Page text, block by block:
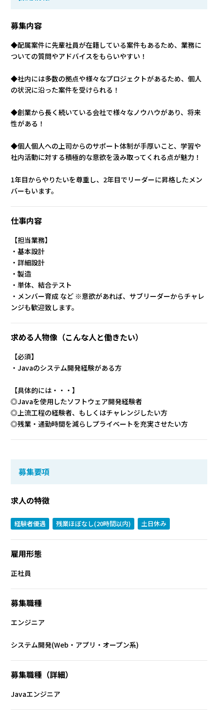
募集内容
◆配属案件に先輩社員が在籍している案件もあるため、業務に
ついての質問やアドバイスをもらいやすい！
◆社内には多数の拠点や様々なプロジェクトがあるため、個人
の状況に沿った案件を受けられる！
◆創業から長く続いている会社で様々なノウハウがあり、将来
性がある！
◆個人個人への上司からのサポート体制が手厚いこと、学習や
社内活動に対する積極的な意欲を汲み取ってくれる点が魅力！
1年目からやりたいを尊重し、2年目でリーダーに昇格したメン
バーもいます。
仕事内容
【担当業務】
・基本設計
・詳細設計
・製造
・単体、結合テスト
・メンバー育成 など ※意欲があれば、サブリーダーからチャレ
ンジも歓迎致します。
求める人物像 （こんな人と働きたい）
【必須】
・Javaのシステム開発経験がある方
【具体的には・・・】
◎Javaを使用したソフトウェア開発経験者
◎上流工程の経験者、もしくはチャレンジしたい方
◎残業・通勤時間を減らしプライベートを充実させたい方
募集要項
求人の特徴
経験者優遇 残業ほぼなし(20時間以内) 土日休み
雇用形態
正社員
募集職種
エンジニア
システム開発(Web・アプリ・オープン系)
募集職種（詳細）
Javaエンジニア